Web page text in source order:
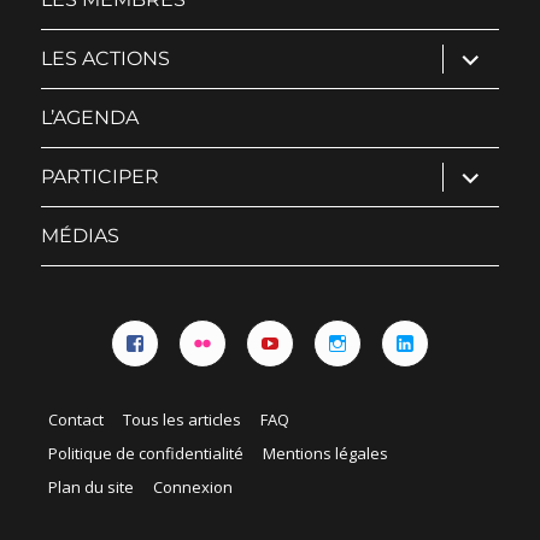
LES ACTIONS ouvrir
le
sous-
L’AGENDA
PARTICIPER ouvrir
le
sous-
MÉDIAS
Contact Tous les articles
FAQ
Politique de confidentialité
Mentions légales
Plan du site
Connexion